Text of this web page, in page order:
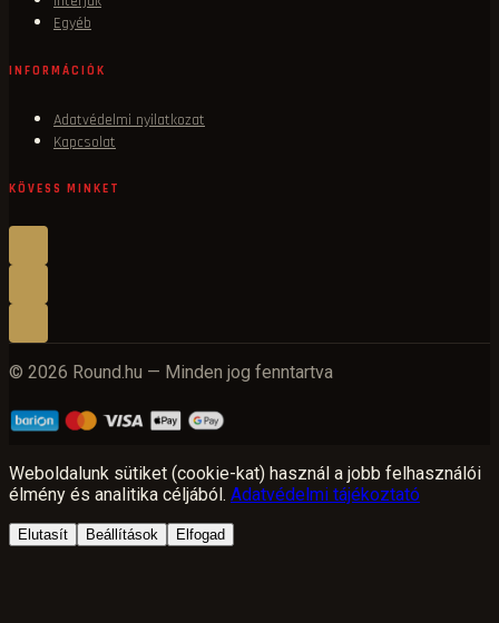
Egyéb
INFORMÁCIÓK
Adatvédelmi nyilatkozat
Kapcsolat
KÖVESS MINKET
© 2026 Round.hu — Minden jog fenntartva
Weboldalunk sütiket (cookie-kat) használ a jobb felhasználói
élmény és analitika céljából. Adatvédelmi tájékoztató
Elutasít Beállítások Elfogad